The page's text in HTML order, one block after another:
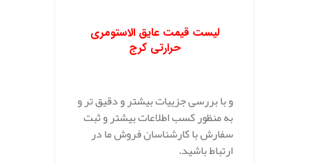
لیست قیمت عایق الاستومری
حرارتی کرج
و با بررسی جزییات بیشتر و دقیق تر و
به منظور کسب اطلاعات بیشتر و ثبت
سفارش با کارشناسان فروش ما در
ارتباط باشید.